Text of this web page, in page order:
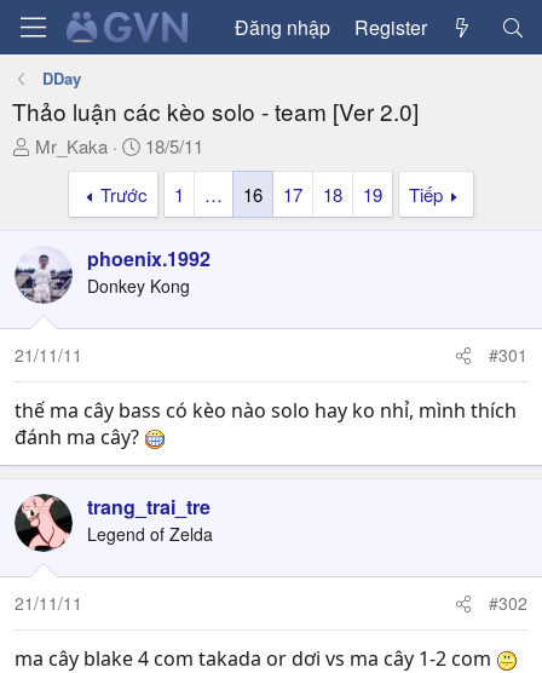
Đăng nhập Register
DDay
Thảo luận các kèo solo - team [Ver 2.0]
T
d
s
t
a
t
e
r
Mr_Kaka
N
g
à
y
g
ử
18/5/11
Trước
1 … 16 17 18 19 Tiếp
phoenix.1992
Donkey Kong
21/11/11 #301
thế ma cây bass có kèo nào solo hay ko nhỉ, mình thích
đánh ma cây?
trang_trai_tre
Legend of Zelda
21/11/11 #302
ma cây blake 4 com takada or dơi vs ma cây 1-2 com